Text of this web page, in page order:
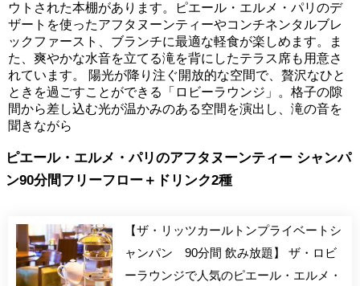
ウトされた本棚があります。ピエール・エルメ・パリのデ
ザートを使ったアフタヌーンティーやコンチネンタルブレ
ックファースト、ブランチに最適な軽食が楽しめます。ま
た、爽やかな水音を立てる滝を背にしたテラス席も用意さ
れています。 陽光が降り注ぐ開放的な空間で、贅沢なひと
ときを過ごすことができる「ロビーラウンジ」。格子の隙
間から差し込む光が温かみのある空間を演出し、滝の音を
聞きながら
ピエール・エルメ・パリのアフタヌーンティー シャンパ
ン90分間フリーフロー＋ドリンク2種
【ザ・リッツカールトンプライベートシ
ャンパン 90分間 飲み放題】 ザ・ロビ
ーラウンジで人気のピエール・エルメ・